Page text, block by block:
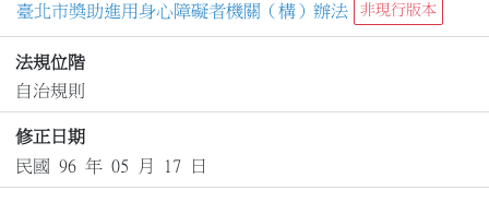
臺北市獎助進用身心障礙者機關（構）辦法
非現行版本
法規位階
自治規則
修正日期
民國 96 年 05 月 17 日